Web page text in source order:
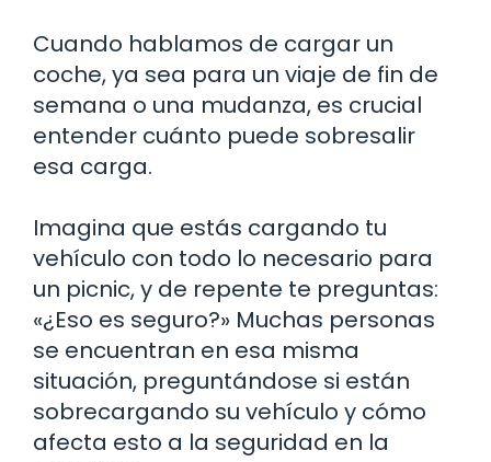
Cuando hablamos de cargar un
coche, ya sea para un viaje de fin de
semana o una mudanza, es crucial
entender cuánto puede sobresalir
esa carga.
Imagina que estás cargando tu
vehículo con todo lo necesario para
un picnic, y de repente te preguntas:
«¿Eso es seguro?» Muchas personas
se encuentran en esa misma
situación, preguntándose si están
sobrecargando su vehículo y cómo
afecta esto a la seguridad en la